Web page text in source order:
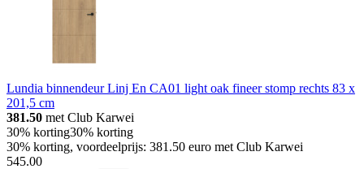
Lundia binnendeur Linj En CA01 light oak fineer stomp rechts 83 x
201,5 cm
381.50 met Club Karwei
30% korting30% korting
30% korting, voordeelprijs: 381.50 euro met Club Karwei
545.00